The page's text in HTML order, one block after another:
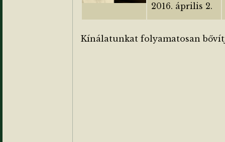
2016. április 2.
Kínálatunkat folyamatosan